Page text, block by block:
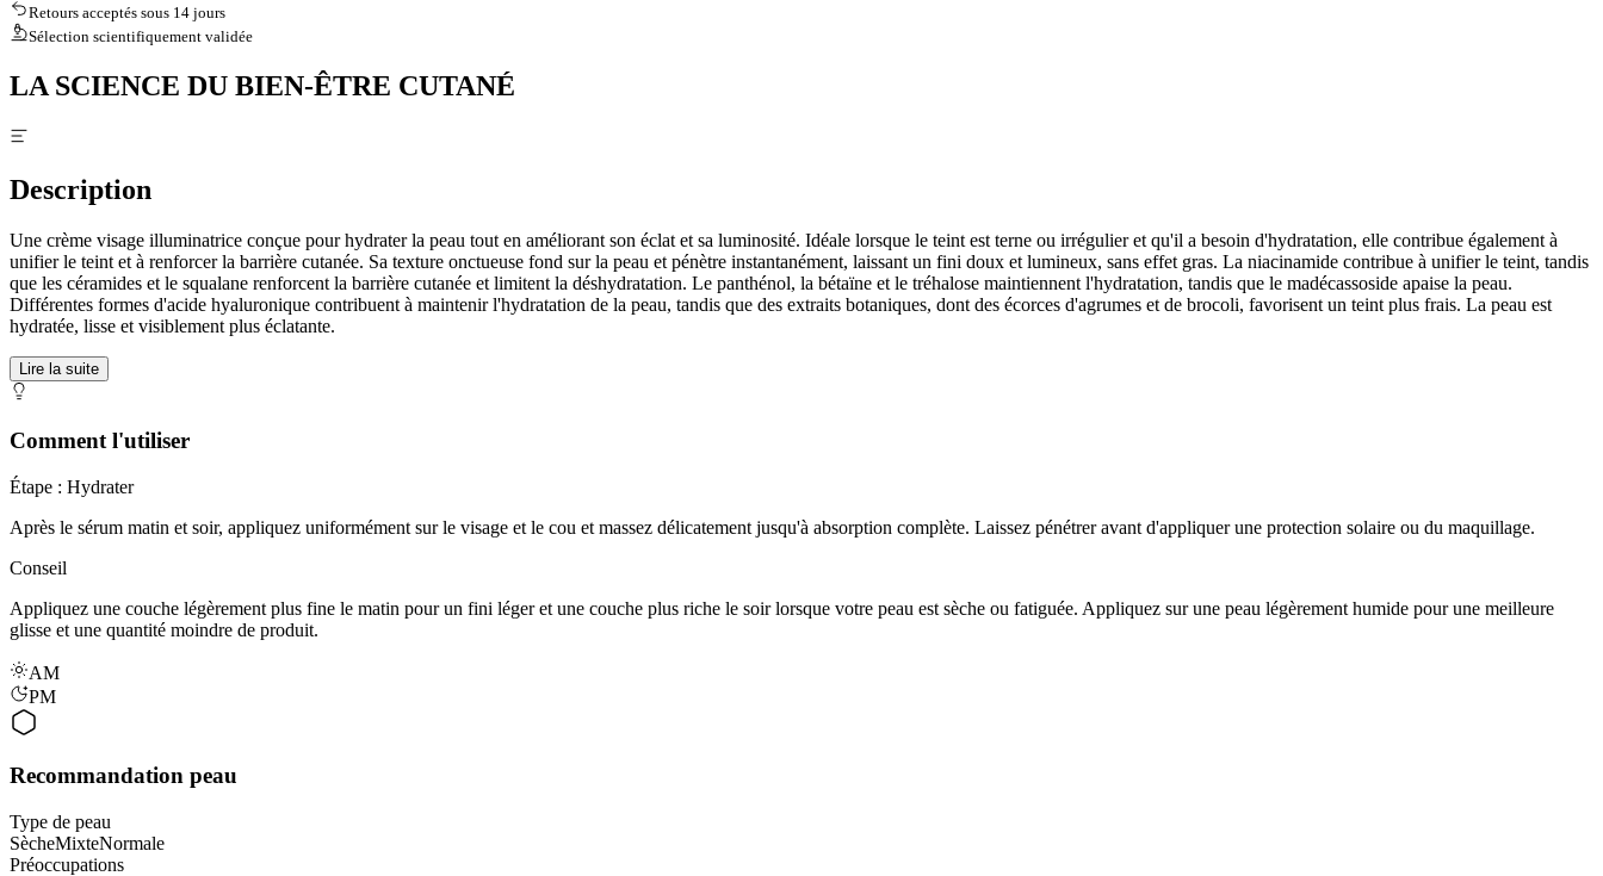
Retours acceptés sous 14 jours
Sélection scientifiquement validée
LA SCIENCE DU BIEN-ÊTRE CUTANÉ
Description
Une crème visage illuminatrice conçue pour hydrater la peau tout en améliorant son éclat et sa luminosité. Idéale lorsque le teint est terne ou irrégulier et qu'il a besoin d'hydratation, elle contribue également à
unifier le teint et à renforcer la barrière cutanée. Sa texture onctueuse fond sur la peau et pénètre instantanément, laissant un fini doux et lumineux, sans effet gras. La niacinamide contribue à unifier le teint, tandis
que les céramides et le squalane renforcent la barrière cutanée et limitent la déshydratation. Le panthénol, la bétaïne et le tréhalose maintiennent l'hydratation, tandis que le madécassoside apaise la peau.
Différentes formes d'acide hyaluronique contribuent à maintenir l'hydratation de la peau, tandis que des extraits botaniques, dont des écorces d'agrumes et de brocoli, favorisent un teint plus frais. La peau est
hydratée, lisse et visiblement plus éclatante.
Lire la suite
Comment l'utiliser
Étape : Hydrater
Après le sérum matin et soir, appliquez uniformément sur le visage et le cou et massez délicatement jusqu'à absorption complète. Laissez pénétrer avant d'appliquer une protection solaire ou du maquillage.
Conseil
Appliquez une couche légèrement plus fine le matin pour un fini léger et une couche plus riche le soir lorsque votre peau est sèche ou fatiguée. Appliquez sur une peau légèrement humide pour une meilleure
glisse et une quantité moindre de produit.
AM
PM
Recommandation peau
Type de peau
SècheMixteNormale
Préoccupations